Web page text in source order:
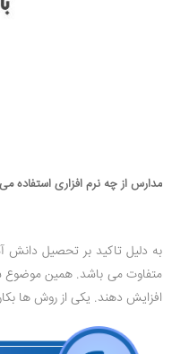
مدارس از چه نرم افزاری استفاده
به دلیل تاکید بر تحصیل دانش
متفاوت می باشد. همین موضوع
افزایش دهند. یکی از روش ها